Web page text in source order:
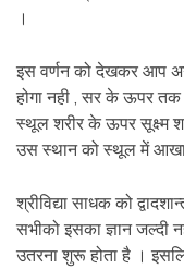
।
इस वर्णन को देखकर आप
होगा नही , सर के ऊपर
स्थूल शरीर के ऊपर सूक्ष्म
उस स्थान को स्थूल में आखा
श्रीविद्या साधक को
सभीको इसका ज्ञान जल्दी
उतरना शुरू होता है ।